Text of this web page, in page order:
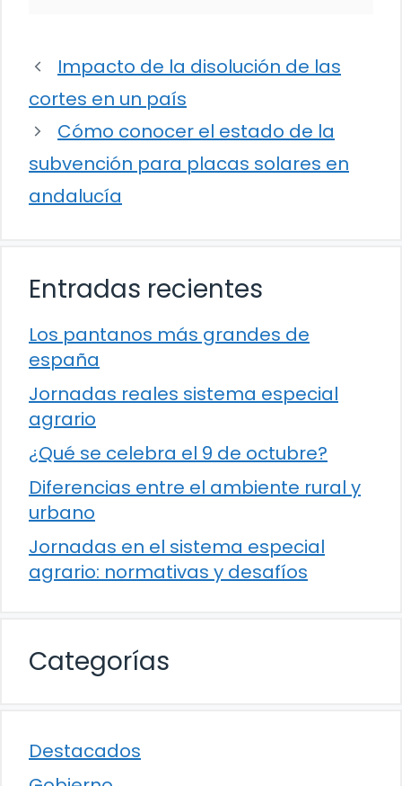
Impacto de la disolución de las
cortes en un país
Cómo conocer el estado de la
subvención para placas solares en
andalucía
Entradas recientes
Los pantanos más grandes de
españa
Jornadas reales sistema especial
agrario
¿Qué se celebra el 9 de octubre?
Diferencias entre el ambiente rural y
urbano
Jornadas en el sistema especial
agrario: normativas y desafíos
Categorías
Destacados